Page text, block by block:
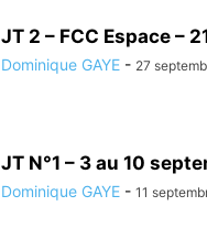
JT 2 – FCC Espace –
Dominique GAYE - 27
JT N°1 – 3 au 10
Dominique GAYE - 11